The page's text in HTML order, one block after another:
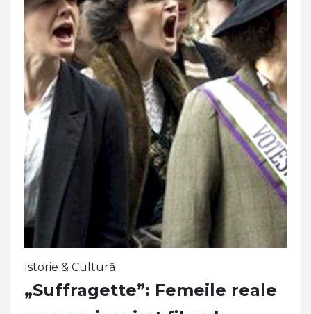
Istorie & Cultură
„Suffragette”: Femeile reale